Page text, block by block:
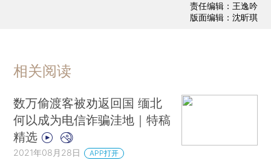
责任编辑：王逸吟
版面编辑：沈昕琪
相关阅读
数万偷渡客被劝返回国 缅北
何以成为电信诈骗洼地｜特稿
精选
2021年08月28日 APP打开